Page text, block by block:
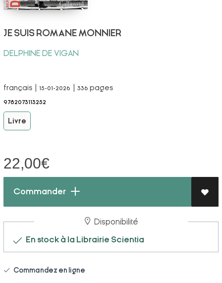
JE SUIS ROMANE MONNIER
DELPHINE DE VIGAN
français | 15-01-2026 | 336 pages
9782073113252
Livre
22,00€
Commander
Disponibilité
En stock à la Librairie Scientia
Commandez en ligne